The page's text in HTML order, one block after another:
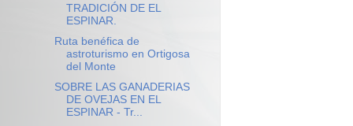
TRADICIÓN DE EL
ESPINAR.
Ruta benéfica de
astroturismo en Ortigosa
del Monte
SOBRE LAS GANADERIAS
DE OVEJAS EN EL
ESPINAR - Tr...